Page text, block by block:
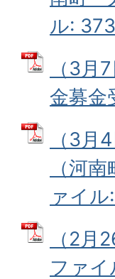
ル:
（3月
金募金
（3月
（河
ァイ
（2月
ファ